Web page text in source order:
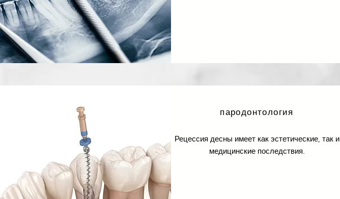
пародонтология
Рецессия десны имеет как эстетические, так и
медицинские последствия.